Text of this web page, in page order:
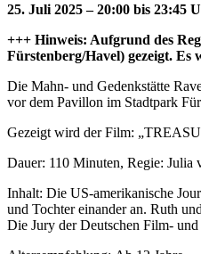
25. Juli 2025 – 20:00 bis 23:45
+++ Hinweis: Aufgrund des
Fürstenberg/Havel) gezeigt.
Die Mahn- und Gedenkstätte
vor dem Pavillon im Stadtpark
Gezeigt wird der Film:
Dauer: 110 Minuten, Regie: Julia
Inhalt: Die US-amerikanische
und Tochter einander an. Ruth
Die Jury der Deutschen Film-